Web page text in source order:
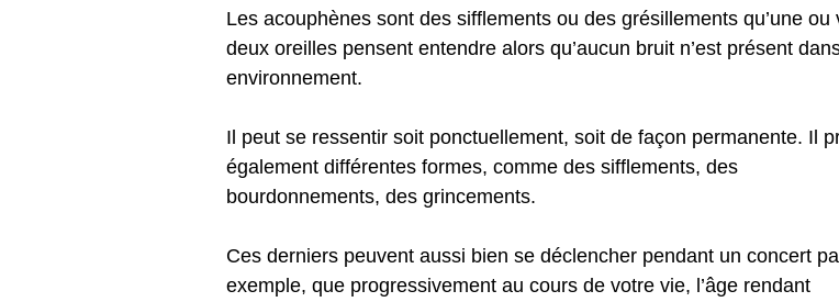
Les acouphènes sont des sifflements ou des grésillements qu’une ou
deux oreilles pensent entendre alors qu’aucun bruit n’est présent
environnement.
Il peut se ressentir soit ponctuellement, soit de façon permanente. Il
également différentes formes, comme des sifflements, des
bourdonnements, des grincements.
Ces derniers peuvent aussi bien se déclencher pendant un concert
exemple, que progressivement au cours de votre vie, l’âge rendant